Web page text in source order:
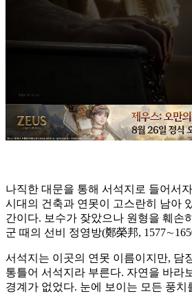
나직한 대문을 통해 서석지로 들어서
시대의 건축과 연못이 고스란히 남아
간이다. 보수가 잦았으나 원형을 훼손
군 때의 선비 정영방(鄭榮邦,
서석지는 이곳의 연못 이름이지만, 담
통틀어 서석지라 부른다. 자연을 바라
경계가 없었다. 눈에 보이는 모든 풍치